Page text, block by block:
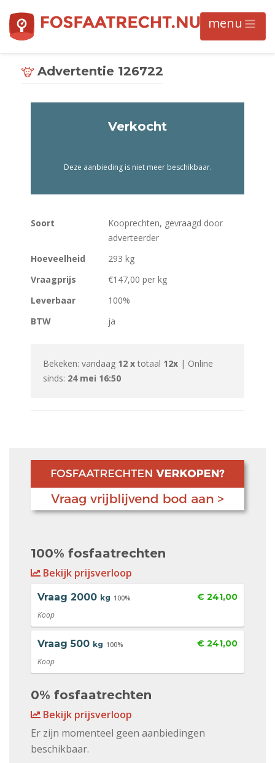
Advertentie 126722
Soort
Kooprechten, gevraagd door
adverteerder
Hoeveelheid
293 kg
Vraagprijs
€147,00 per kg
Leverbaar
100%
BTW
ja
Bekeken: vandaag 12 x totaal 12x | Online
sinds: 24 mei 16:50
Verkocht
Deze aanbieding is niet meer beschikbaar.
100% fosfaatrechten
Bekijk prijsverloop
Vraag 2000 kg 100% € 241,00
Koop
Vraag 500 kg 100% € 241,00
Koop
0% fosfaatrechten
Bekijk prijsverloop
Er zijn momenteel geen aanbiedingen
beschikbaar.